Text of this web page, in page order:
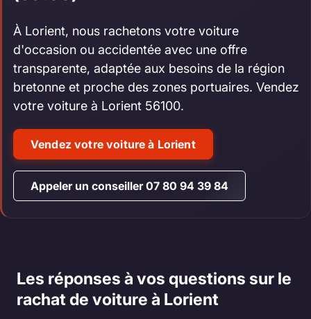
À Lorient, nous rachetons votre voiture
d'occasion ou accidentée avec une offre
transparente, adaptée aux besoins de la région
bretonne et proche des zones portuaires. Vendez
votre voiture à Lorient 56100.
Vendez votre voiture à Lorient
Appeler un conseiller 07 80 94 39 84
Les réponses à vos questions sur le
rachat de voiture à Lorient